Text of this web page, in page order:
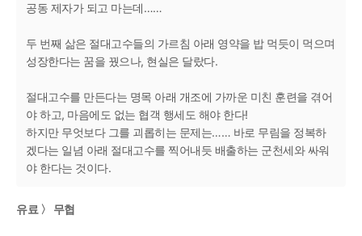
공동 제자가 되고 마는데……
두 번째 삶은 절대고수들의 가르침 아래 영약을 밥 먹듯이 먹으며
성장한다는 꿈을 꿨으나, 현실은 달랐다.
절대고수를 만든다는 명목 아래 개조에 가까운 미친 훈련을 겪어
야 하고, 마음에도 없는 협객 행세도 해야 한다!
하지만 무엇보다 그를 괴롭히는 문제는…… 바로 무림을 정복하
겠다는 일념 아래 절대고수를 찍어내듯 배출하는 군천세와 싸워
야 한다는 것이다.
유료 〉 무협